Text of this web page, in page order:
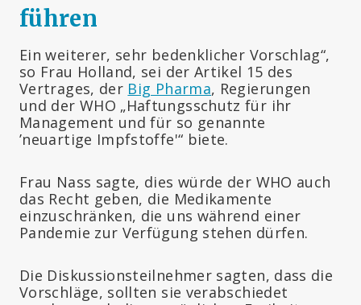
führen
Ein weiterer, sehr bedenklicher Vorschlag“,
so Frau Holland, sei der Artikel 15 des
Vertrages, der Big Pharma, Regierungen
und der WHO „Haftungsschutz für ihr
Management und für so genannte
’neuartige Impfstoffe'“ biete.
Frau Nass sagte, dies würde der WHO auch
das Recht geben, die Medikamente
einzuschränken, die uns während einer
Pandemie zur Verfügung stehen dürfen.
Die Diskussionsteilnehmer sagten, dass die
Vorschläge, sollten sie verabschiedet